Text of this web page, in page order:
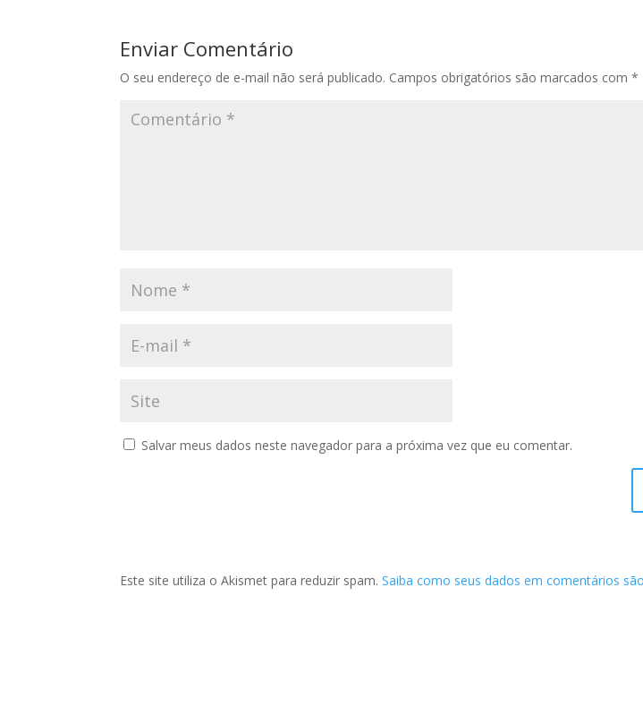
Enviar Comentário
O seu endereço de e-mail não será publicado. Campos obrigatórios são marcados com*
Salvar meus dados neste navegador para a próxima vez que eu comentar.
Este site utiliza o Akismet para reduzir spam.Saiba como seus dados em comentários